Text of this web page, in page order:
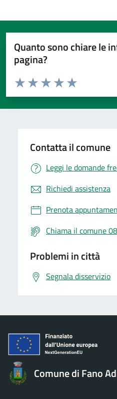
Quanto sono chiare le
pagina?
Valuta da 1 a 5 stelle la pagina
Valuta 5 stelle
Valuta 4 stelle su
Valuta 3 stelle su 5
Valuta 2 stelle su 5
Valuta 1 stelle su 5
Contatta il comune
Leggi le domande
Richiedi assistenza
Prenota
Chiama il comune
Problemi in città
Segnala disservizio
Comune di Fano